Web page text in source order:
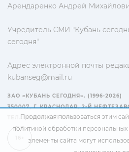
Арендаренко Андрей
Учредитель СМИ "Кубань
сегодня"
Адрес электронной почты
kubanseg@mail.ru
ЗАО «КУБАНЬ СЕГОДНЯ». (1996-2026)
350007, Г. КРАСНОДАР, 2-Й
ТЕЛ.: +7(861) 267-15-15
Продолжая пользоваться этим
политикой обработки
элементы сайта могут